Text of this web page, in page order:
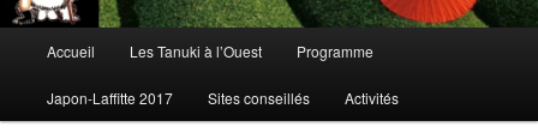
principal
Accueil Les Tanuki à l’Ouest Programme
Japon-Laffitte 2017 Sites conseillés Activités